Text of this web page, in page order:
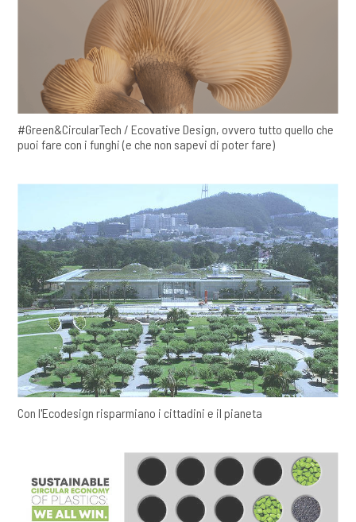
#Green&CircularTech / Ecovative Design, ovvero tutto quello che
puoi fare con i funghi (e che non sapevi di poter fare)
Con l'Ecodesign risparmiano i cittadini e il pianeta